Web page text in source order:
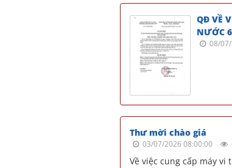
QĐ VỀ
NƯỚC
08/
Thư mời chào giá
03/07/2026 08:00:00
Về việc cung cấp máy